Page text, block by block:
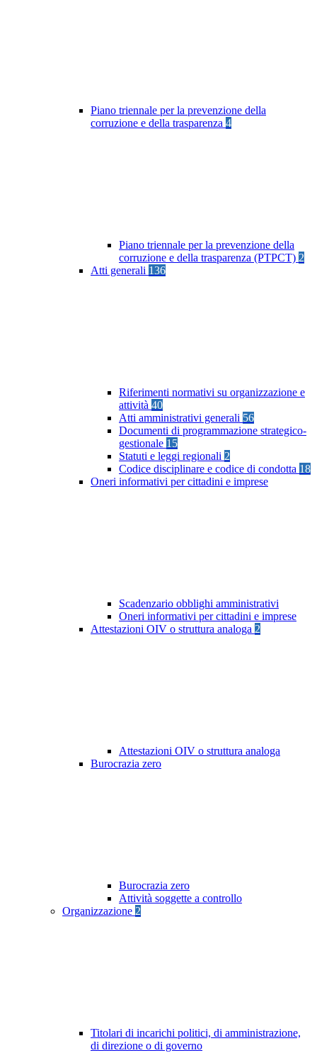
Piano triennale per la prevenzione della
corruzione e della trasparenza 4
Piano triennale per la prevenzione della
corruzione e della trasparenza (PTPCT) 2
Atti generali 136
Riferimenti normativi su organizzazione e
attività 40
Atti amministrativi generali 56
Documenti di programmazione strategico-
gestionale 15
Statuti e leggi regionali 2
Codice disciplinare e codice di condotta 18
Oneri informativi per cittadini e imprese
Scadenzario obblighi amministrativi
Oneri informativi per cittadini e imprese
Attestazioni OIV o struttura analoga 2
Attestazioni OIV o struttura analoga
Burocrazia zero
Burocrazia zero
Attività soggette a controllo
Organizzazione 2
Titolari di incarichi politici, di amministrazione,
di direzione o di governo